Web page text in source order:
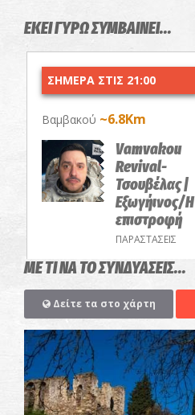
ΕΚΕΙ ΓΥΡΩ ΣΥΜΒΑΙΝΕΙ...
ΣΗΜΕΡΑ ΣΤΙΣ 21:00
Βαμβακού ~6.8Km
Vamvakou
Revival-
Τσουβέλας |
Εξωγήινος/Η
επιστροφή
ΠΑΡΑΣΤΑΣΕΙΣ
ΜΕ ΤΙ ΝΑ ΤΟ ΣΥΝΔΥΑΣΕΙΣ...
Δείτε τα στο χάρτη